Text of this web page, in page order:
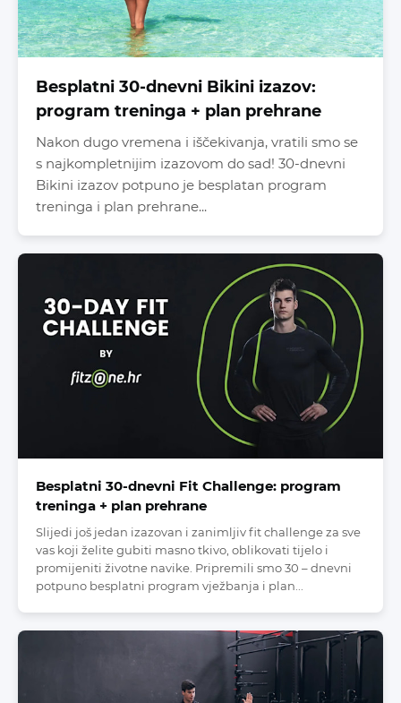
Besplatni 30-dnevni Bikini izazov:
program treninga + plan prehrane
Nakon dugo vremena i iščekivanja, vratili smo se
s najkompletnijim izazovom do sad! 30-dnevni
Bikini izazov potpuno je besplatan program
treninga i plan prehrane...
Besplatni 30-dnevni Fit Challenge: program
treninga + plan prehrane
Slijedi još jedan izazovan i zanimljiv fit challenge za sve
vas koji želite gubiti masno tkivo, oblikovati tijelo i
promijeniti životne navike. Pripremili smo 30 – dnevni
potpuno besplatni program vježbanja i plan...